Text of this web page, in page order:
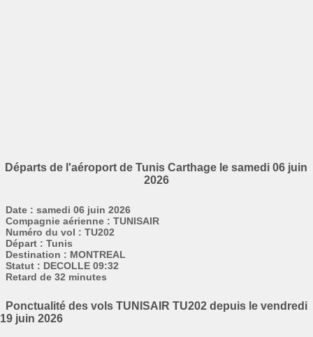
Départs de l'aéroport de Tunis Carthage le samedi 06 juin
2026
Date : samedi 06 juin 2026
Compagnie aérienne : TUNISAIR
Numéro du vol : TU202
Départ : Tunis
Destination : MONTREAL
Statut : DECOLLE 09:32
Retard de 32 minutes
Ponctualité des vols TUNISAIR TU202 depuis le vendredi
19 juin 2026